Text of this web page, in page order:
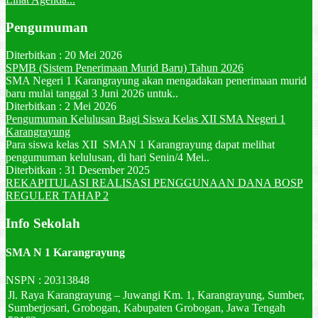
Pengumuman
Diterbitkan : 20 Mei 2026
SPMB (Sistem Penerimaan Murid Baru) Tahun 2026
SMA Negeri 1 Karangrayung akan mengadakan penerimaan murid
baru mulai tanggal 3 Juni 2026 untuk..
Diterbitkan : 2 Mei 2026
Pengumuman Kelulusan Bagi Siswa Kelas XII SMA Negeri 1
Karangrayung
Para siswa kelas XII SMAN 1 Karangrayung dapat melihat
pengumuman kelulusan, di hari Senin/4 Mei..
Diterbitkan : 31 Desember 2025
REKAPITULASI REALISASI PENGGUNAAN DANA BOSP
REGULER TAHAP 2
Info Sekolah
SMA N 1 Karangrayung
NSPN : 20313848
Jl. Raya Karangrayung – Juwangi Km. 1, Karangrayung, Sumber,
Sumberjosari, Grobogan, Kabupaten Grobogan, Jawa Tengah